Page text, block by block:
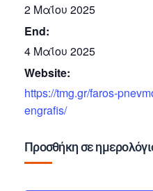
2 Μαΐου 2025
End:
4 Μαΐου 2025
Website:
https://tmg.gr/faros-
engrafis/
Προσθήκη σε